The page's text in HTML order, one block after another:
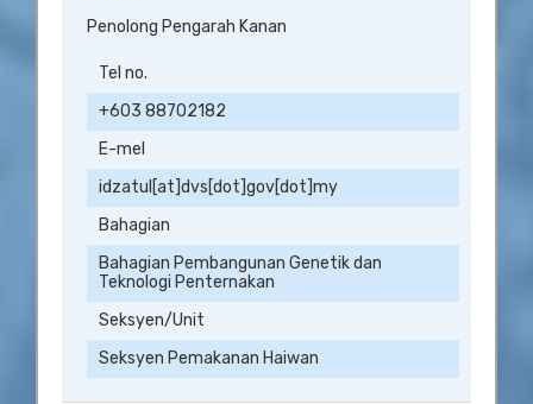
Penolong Pengarah Kanan
Tel no.
+603 88702182
E-mel
idzatul[at]dvs[dot]gov[dot]my
Bahagian
Bahagian Pembangunan Genetik dan
Teknologi Penternakan
Seksyen/Unit
Seksyen Pemakanan Haiwan